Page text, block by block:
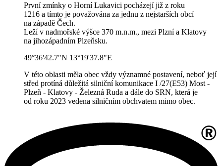
První zmínky o Horní Lukavici pocházejí již z roku
1216 a tímto je považována za jednu z nejstarších obcí
na západě Čech.
Leží v nadmořské výšce 370 m.n.m., mezi Plzní a Klatovy
na jihozápadním Plzeňsku.
49°36'42.7"N 13°19'37.8"E
V této oblasti měla obec vždy významné postavení, neboť její
střed protíná důležitá silniční komunikace I /27(E53) Most -
Plzeň - Klatovy - Železná Ruda a dále do SRN, která je
od roku 2023 vedena silničním obchvatem mimo obec.